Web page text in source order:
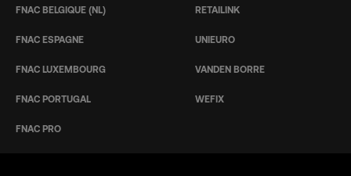
FNAC BELGIQUE (NL)
FNAC ESPAGNE
FNAC LUXEMBOURG
FNAC PORTUGAL
FNAC PRO
RETAILINK
UNIEURO
VANDEN BORRE
WEFIX